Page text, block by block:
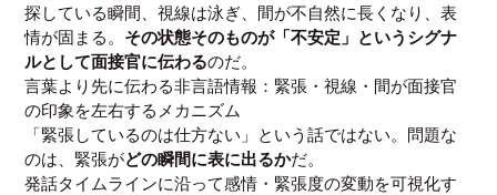
探している瞬間、視線は泳ぎ、間が不自然に長くなり、表
情が固まる。 その状態そのものが「不安定」というシグナ
ルとして面接官に伝わるのだ。
言葉より先に伝わる非言語情報：緊張・視線・間が面接官
の印象を左右するメカニズム
「緊張しているのは仕方ない」という話ではない。問題な
のは、緊張がどの瞬間に表に出るかだ。
発話タイムラインに沿って感情・緊張度の変動を可視化す